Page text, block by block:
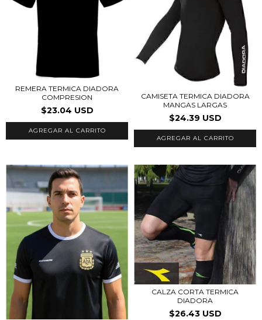
REMERA TERMICA DIADORA
COMPRESION
$23.04 USD
AGREGAR AL CARRITO
CAMISETA TERMICA DIADORA
MANGAS LARGAS
$24.39 USD
AGREGAR AL CARRITO
CALZA CORTA TERMICA
DIADORA
$26.43 USD